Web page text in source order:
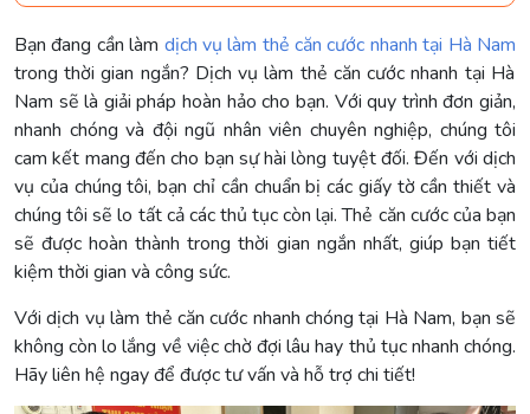
Bạn đang cần làm dịch vụ làm thẻ căn cước nhanh tại Hà Nam
trong thời gian ngắn? Dịch vụ làm thẻ căn cước nhanh tại Hà
Nam sẽ là giải pháp hoàn hảo cho bạn. Với quy trình đơn giản,
nhanh chóng và đội ngũ nhân viên chuyên nghiệp, chúng tôi
cam kết mang đến cho bạn sự hài lòng tuyệt đối. Đến với dịch
vụ của chúng tôi, bạn chỉ cần chuẩn bị các giấy tờ cần thiết và
chúng tôi sẽ lo tất cả các thủ tục còn lại. Thẻ căn cước của bạn
sẽ được hoàn thành trong thời gian ngắn nhất, giúp bạn tiết
kiệm thời gian và công sức.
Với dịch vụ làm thẻ căn cước nhanh chóng tại Hà Nam, bạn sẽ
không còn lo lắng về việc chờ đợi lâu hay thủ tục nhanh chóng.
Hãy liên hệ ngay để được tư vấn và hỗ trợ chi tiết!